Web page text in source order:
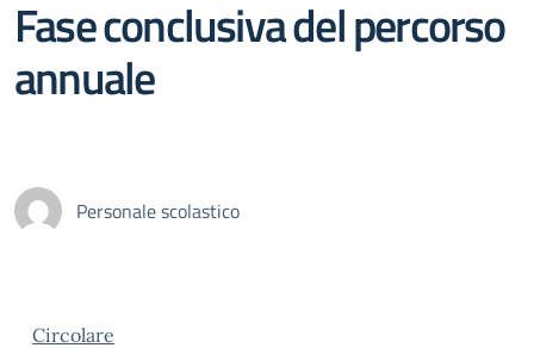
Fase conclusiva del percorso
annuale
Personale scolastico
Circolare